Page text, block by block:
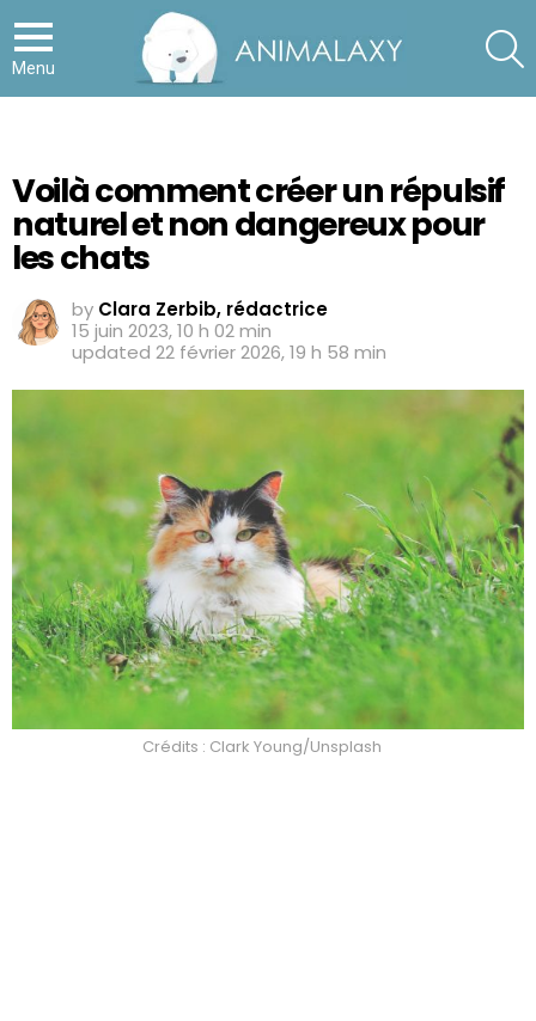
Menu
Voilà comment créer un répulsif
naturel et non dangereux pour
les chats
by Clara Zerbib, rédactrice
15 juin 2023, 10 h 02 min
updated 22 février 2026, 19 h 58 min
Crédits : Clark Young/Unsplash